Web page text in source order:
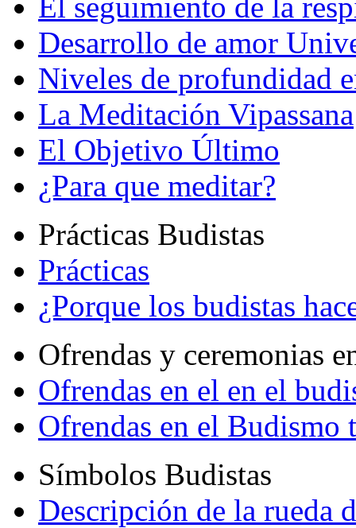
Desarrollo de amor
Niveles de profundidad
La Meditación Vipassana
El Objetivo Último
¿Para que meditar?
Prácticas Budistas
Prácticas
¿Porque los budistas
Ofrendas y ceremonias
Ofrendas en el en el
Ofrendas en el Budismo
Símbolos Budistas
Descripción de la rueda